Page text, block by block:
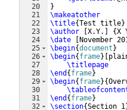
20
21
22
23
24
25
26
27
28
29
30
31
32
}
\makeatother
\title{Test title}
\author
X.Y. {X
\date
November
\begin{document }
\begin{ frame}
\titlepage
\end { frame}
\begin{ frame}{
\end { frame}
\section{Section 1